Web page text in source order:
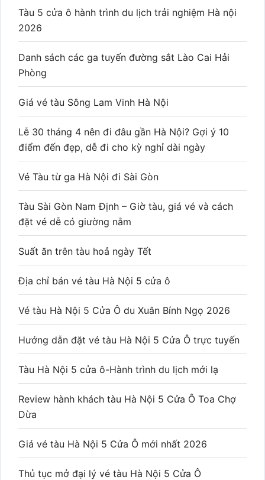
Tàu 5 cửa ô hành trình du lịch trải nghiệm Hà nội
2026
Danh sách các ga tuyến đường sắt Lào Cai Hải
Phòng
Giá vé tàu Sông Lam Vinh Hà Nội
Lễ 30 tháng 4 nên đi đâu gần Hà Nội? Gợi ý 10
điểm đến đẹp, dễ đi cho kỳ nghỉ dài ngày
Vé Tàu từ ga Hà Nội đi Sài Gòn
Tàu Sài Gòn Nam Định – Giờ tàu, giá vé và cách
đặt vé dễ có giường nằm
Suất ăn trên tàu hoả ngày Tết
Địa chỉ bán vé tàu Hà Nội 5 cửa ô
Vé tàu Hà Nội 5 Cửa Ô du Xuân Bính Ngọ 2026
Hướng dẫn đặt vé tàu Hà Nội 5 Cửa Ô trực tuyến
Tàu Hà Nội 5 cửa ô-Hành trình du lịch mới lạ
Review hành khách tàu Hà Nội 5 Cửa Ô Toa Chợ
Dừa
Giá vé tàu Hà Nội 5 Cửa Ô mới nhất 2026
Thủ tục mở đại lý vé tàu Hà Nội 5 Cửa Ô